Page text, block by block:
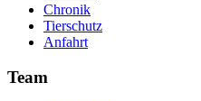
Chronik
Tierschutz
Anfahrt
Team